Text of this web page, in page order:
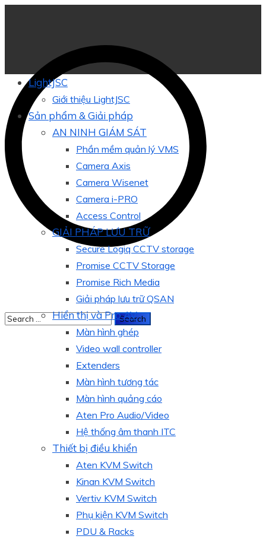
LightJSC
Giới thiệu LightJSC
Sản phẩm & Giải pháp
AN NINH GIÁM SÁT
Phần mềm quản lý VMS
Camera Axis
Camera Wisenet
Camera i-PRO
Access Control
GIẢI PHÁP LƯU TRỮ
Secure Logiq CCTV storage
Promise CCTV Storage
Promise Rich Media
Giải pháp lưu trữ QSAN
Hiển thị và Pro AV
Màn hình ghép
Video wall controller
Extenders
Màn hình tương tác
Màn hình quảng cáo
Aten Pro Audio/Video
Hệ thống âm thanh ITC
Thiết bị điều khiển
Aten KVM Switch
Kinan KVM Switch
Vertiv KVM Switch
Phụ kiện KVM Switch
PDU & Racks